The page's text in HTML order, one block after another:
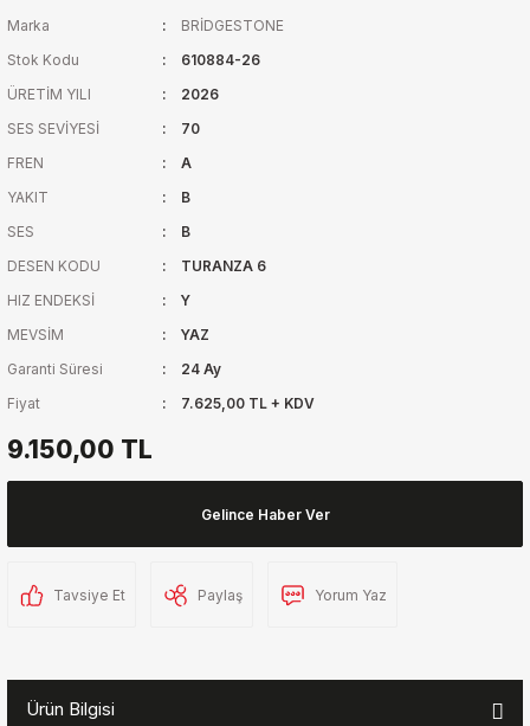
Marka
BRİDGESTONE
Stok Kodu
610884-26
ÜRETİM YILI
2026
SES SEVİYESİ
70
FREN
A
YAKIT
B
SES
B
DESEN KODU
TURANZA 6
HIZ ENDEKSİ
Y
MEVSİM
YAZ
Garanti Süresi
24 Ay
Fiyat
7.625,00 TL + KDV
9.150,00 TL
Gelince Haber Ver
Tavsiye Et Paylaş Yorum Yaz
Ürün Bilgisi